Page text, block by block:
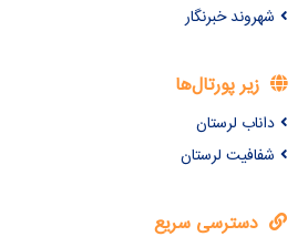
شهروند خبرنگار
زیر پورتال‌ها
داناب لرستان
شفافیت لرستان
دسترسی سریع